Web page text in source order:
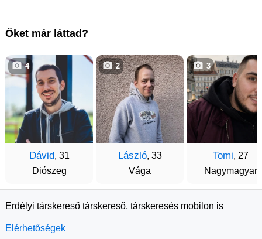
Őket már láttad?
Dávid, 31
Diószeg
4
László, 33
Vága
2
Tomi, 27
Nagymagyar
3
Erdélyi társkereső társkereső, társkeresés mobilon is
Elérhetőségek